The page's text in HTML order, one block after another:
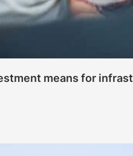
means for